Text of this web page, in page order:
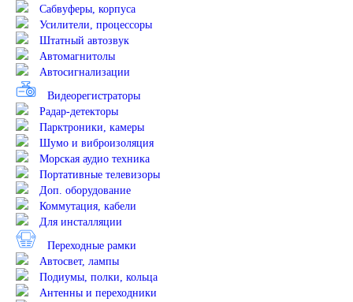
Сабвуферы, корпуса
Усилители, процессоры
Штатный автозвук
Автомагнитолы
Автосигнализации
Видеорегистраторы
Радар-детекторы
Парктроники, камеры
Шумо и виброизоляция
Морская аудио техника
Портативные телевизоры
Доп. оборудование
Коммутация, кабели
Для инсталляции
Переходные рамки
Автосвет, лампы
Подиумы, полки, кольца
Антенны и переходники